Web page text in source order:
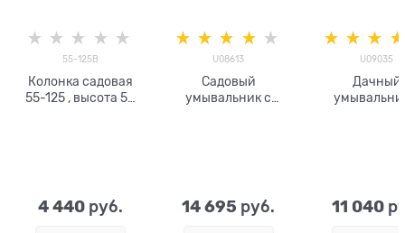
55-125B
Колонка садовая
55-125 , высота 53
4 440 руб.
U08613
Садовый
умывальник с
14 695 руб.
U09035
Дачный
11 040